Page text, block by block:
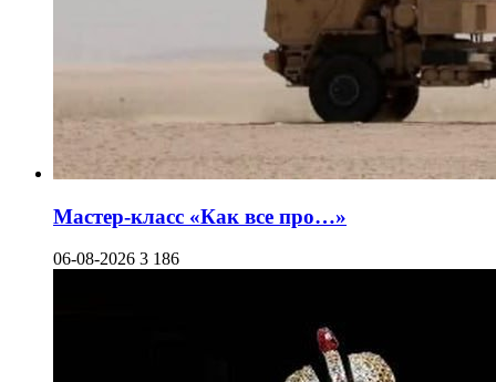
Мастер-класс «Как все про…»
06-08-2026 3 186